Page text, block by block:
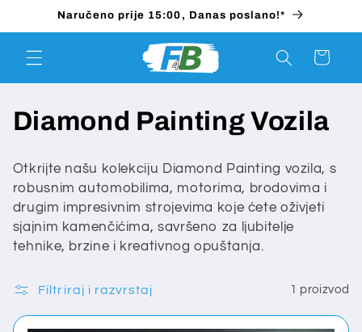
sadržaj
Naručeno prije 15:00, Danas poslano!*
Košarica
K
l
e
k
c
i
Diamond Painting Vozila
Otkrijte našu kolekciju Diamond Painting vozila, s
robusnim automobilima, motorima, brodovima i
drugim impresivnim strojevima koje ćete oživjeti
sjajnim kamenčićima, savršeno za ljubitelje
tehnike, brzine i kreativnog opuštanja.
Filtriraj i razvrstaj 1 proizvod